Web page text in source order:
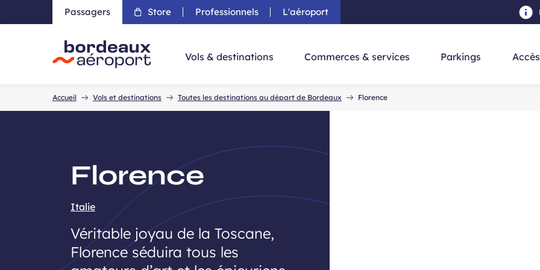
Aller au contenu principal - Aller à la navigation - Aller à la
Passagers Store Professionnels L'aéroport
Vols & destinations Commerces & services Parkings
Accueil Vols et destinations Toutes les destinations au départ de Bordeaux Florence
Florence
Italie
Véritable joyau de la Toscane,
Florence séduira tous les